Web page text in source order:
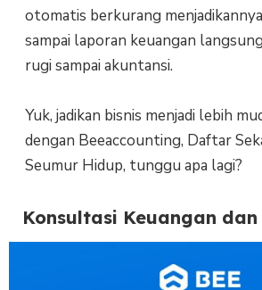
otomatis berkurang
sampai laporan keuangan
rugi sampai akuntansi.
Yuk, jadikan bisnis menjadi lebih
dengan Beeaccounting, Daftar
Seumur Hidup, tunggu apa lagi?
Konsultasi Keuangan